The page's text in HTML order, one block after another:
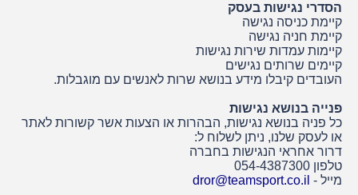
הסדרי נגישות בעסק
קיימת כניסה נגישה
קיימת חניה נגישה
קיימות עמדות שירות נגישות
קיימים שרותים נגישים
העובדים קיבלו מידע בנושא שרות לאנשים עם מוגבלות.
פנייה בנושא נגישות
כל פניה בנושא נגישות, הבהרות או הצעות אשר קשורות לאתר
או לעסק שלנו, ניתן לשלוח ל:
דרור אחראי הנגישות בחברה
טלפון 054-4387300⁩
מייל - dror@teamsport.co.il